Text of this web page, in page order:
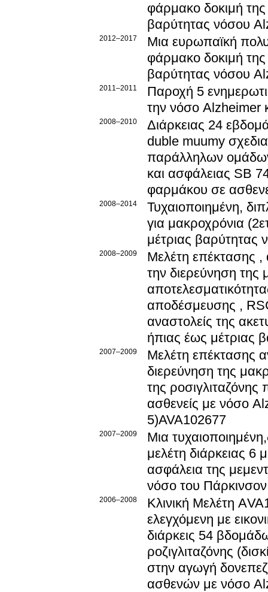
φάρμακο δοκιμή
βαρύτητας νόσου
2012–2017
Μια ευρωπαϊκή
φάρμακο δοκιμή
βαρύτητας νόσου
2011–2011
Παροχή 5
την νόσο Alzheimer
2008–2010
Διάρκειας 24
duble muumy
παράλληλων ομάδων
και ασφάλειας SB
φαρμάκου σε
2008–2014
Τυχαιοποιημένη,
για μακροχρόνια
μέτριας βαρύτητας
2008–2009
Μελέτη επέκτασης ,
την διερεύνηση
αποδέσμευσης ,
αναστολείς της
ήπιας έως μέτριας
2007–2009
Μελέτη επέκτασης
διερεύνηση της
της
ασθενείς με νόσο
5)AVA102677
2007–2009
Μια
μελέτη διάρκειας 6
ασφάλεια της
νόσο του
2006–2008
Κλινική Μελέτη
ελεγχόμενη με
διάρκεις 54
ροζιγλιταζόνης
στην αγωγή
ασθενών με νόσο